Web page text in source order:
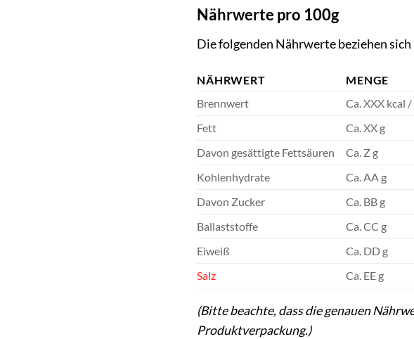
Nährwerte pro 100g
Die folgenden Nährwerte beziehen
NÄHRWERT
MENGE
Brennwert
Ca. XXX kcal /
Fett
Ca. XX g
Davon gesättigte Fettsäuren
Ca. Z g
Kohlenhydrate
Ca. AA g
Davon Zucker
Ca. BB g
Ballaststoffe
Ca. CC g
Eiweiß
Ca. DD g
Salz
Ca. EE g
(Bitte beachte, dass die genauen
Produktverpackung.)